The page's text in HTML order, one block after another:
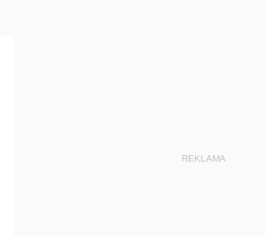
REKLAMA